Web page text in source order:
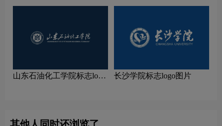
山东石油化工学院标志logo
长沙学院标志logo图片